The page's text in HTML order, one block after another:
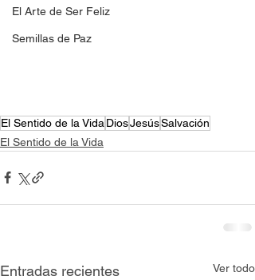
El Arte de Ser Feliz
Semillas de Paz
El Sentido de la Vida DiosJesúsSalvación
El Sentido de la Vida
Entradas recientes Ver todo